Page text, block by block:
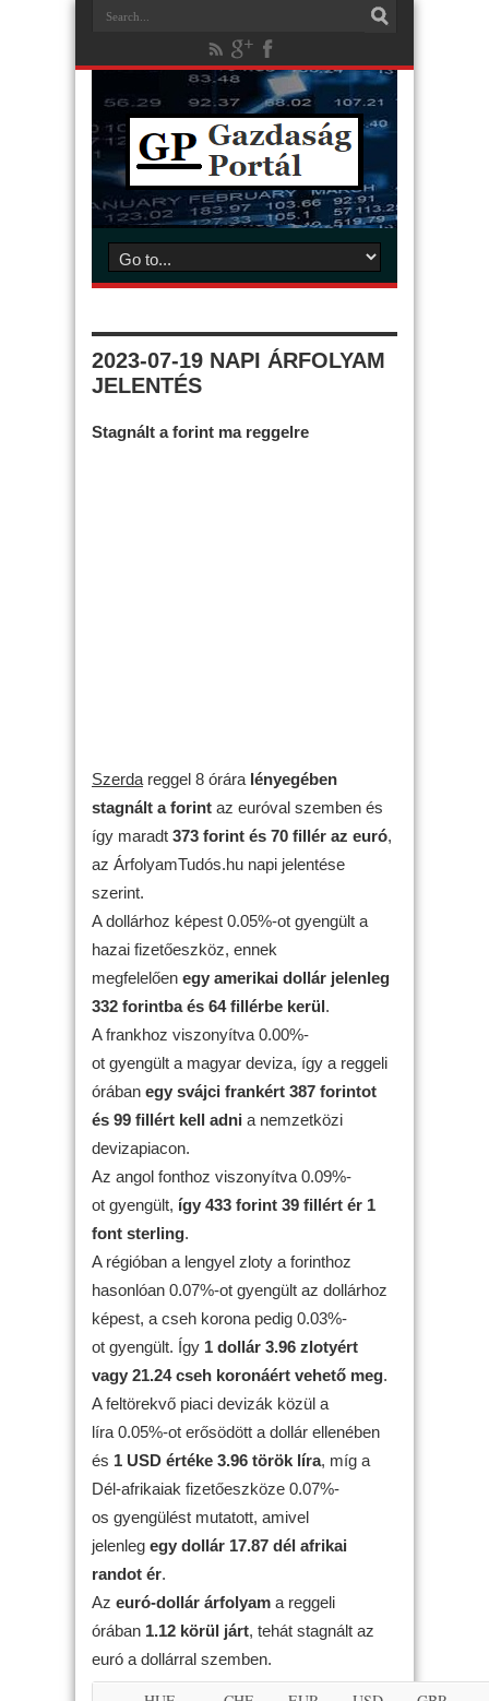
2023-07-19 NAPI ÁRFOLYAM
JELENTÉS
Stagnált a forint ma reggelre
Szerda reggel 8 órára lényegében
stagnált a forint az euróval szemben és
így maradt 373 forint és 70 fillér az euró,
az ÁrfolyamTudós.hu napi jelentése
szerint.
A dollárhoz képest 0.05%-ot gyengült a
hazai fizetőeszköz, ennek
megfelelően egy amerikai dollár jelenleg
332 forintba és 64 fillérbe kerül.
A frankhoz viszonyítva 0.00%-
ot gyengült a magyar deviza, így a reggeli
órában egy svájci frankért 387 forintot
és 99 fillért kell adni a nemzetközi
devizapiacon.
Az angol fonthoz viszonyítva 0.09%-
ot gyengült, így 433 forint 39 fillért ér 1
font sterling.
A régióban a lengyel zloty a forinthoz
hasonlóan 0.07%-ot gyengült az dollárhoz
képest, a cseh korona pedig 0.03%-
ot gyengült. Így 1 dollár 3.96 zlotyért
vagy 21.24 cseh koronáért vehető meg.
A feltörekvő piaci devizák közül a
líra 0.05%-ot erősödött a dollár ellenében
és 1 USD értéke 3.96 török líra, míg a
Dél-afrikaiak fizetőeszköze 0.07%-
os gyengülést mutatott, amivel
jelenleg egy dollár 17.87 dél afrikai
randot ér.
Az euró-dollár árfolyam a reggeli
órában 1.12 körül járt, tehát stagnált az
euró a dollárral szemben.